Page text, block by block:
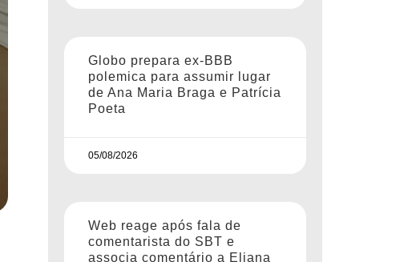
Globo prepara ex-BBB
polemica para assumir lugar
de Ana Maria Braga e Patrícia
Poeta
05/08/2026
Web reage após fala de
comentarista do SBT e
associa comentário a Eliana